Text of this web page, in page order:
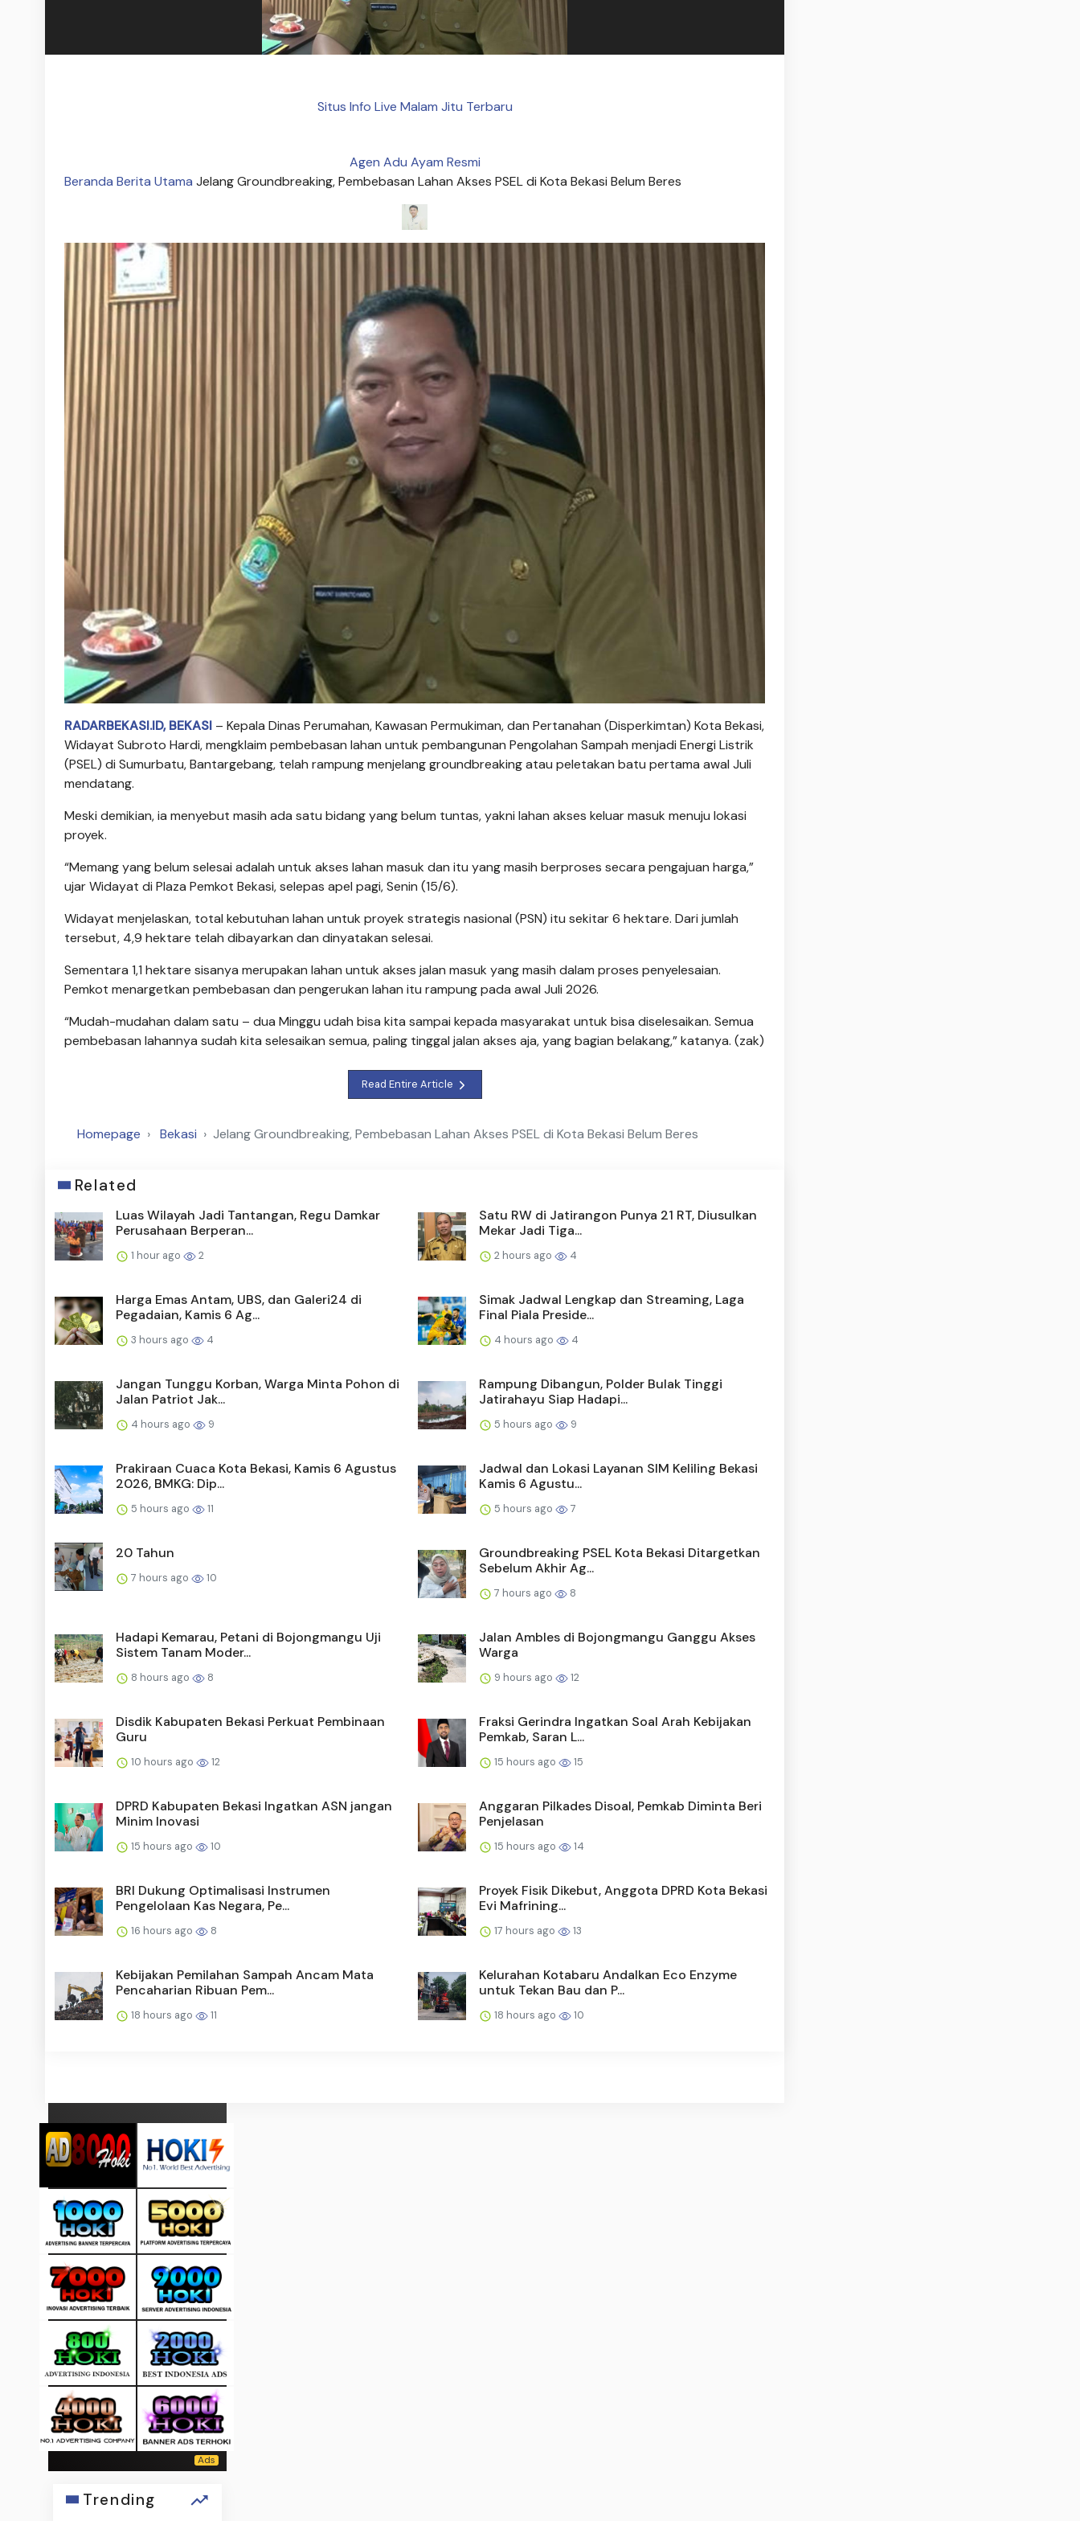
Situs Info Live Malam Jitu Terbaru
Agen Adu Ayam Resmi
Beranda Berita Utama Jelang Groundbreaking, Pembebasan Lahan Akses PSEL di Kota Bekasi Belum Beres
RADARBEKASI.ID, BEKASI – Kepala Dinas Perumahan, Kawasan Permukiman, dan Pertanahan (Disperkimtan) Kota Bekasi,
Widayat Subroto Hardi, mengklaim pembebasan lahan untuk pembangunan Pengolahan Sampah menjadi Energi Listrik
(PSEL) di Sumurbatu, Bantargebang, telah rampung menjelang groundbreaking atau peletakan batu pertama awal Juli
mendatang.
Meski demikian, ia menyebut masih ada satu bidang yang belum tuntas, yakni lahan akses keluar masuk menuju lokasi
proyek.
“Memang yang belum selesai adalah untuk akses lahan masuk dan itu yang masih berproses secara pengajuan harga,”
ujar Widayat di Plaza Pemkot Bekasi, selepas apel pagi, Senin (15/6).
Widayat menjelaskan, total kebutuhan lahan untuk proyek strategis nasional (PSN) itu sekitar 6 hektare. Dari jumlah
tersebut, 4,9 hektare telah dibayarkan dan dinyatakan selesai.
Sementara 1,1 hektare sisanya merupakan lahan untuk akses jalan masuk yang masih dalam proses penyelesaian.
Pemkot menargetkan pembebasan dan pengerukan lahan itu rampung pada awal Juli 2026.
“Mudah-mudahan dalam satu – dua Minggu udah bisa kita sampai kepada masyarakat untuk bisa diselesaikan. Semua
pembebasan lahannya sudah kita selesaikan semua, paling tinggal jalan akses aja, yang bagian belakang,” katanya. (zak)
Read Entire Article
Homepage Bekasi Jelang Groundbreaking, Pembebasan Lahan Akses PSEL di Kota Bekasi Belum Beres
Related
Luas Wilayah Jadi Tantangan, Regu Damkar
Perusahaan Berperan...
1 hour ago 2
Satu RW di Jatirangon Punya 21 RT, Diusulkan
Mekar Jadi Tiga...
2 hours ago 4
Harga Emas Antam, UBS, dan Galeri24 di
Pegadaian, Kamis 6 Ag...
3 hours ago 4
Simak Jadwal Lengkap dan Streaming, Laga
Final Piala Preside...
4 hours ago 4
Jangan Tunggu Korban, Warga Minta Pohon di
Jalan Patriot Jak...
4 hours ago 9
Rampung Dibangun, Polder Bulak Tinggi
Jatirahayu Siap Hadapi...
5 hours ago 9
Prakiraan Cuaca Kota Bekasi, Kamis 6 Agustus
2026, BMKG: Dip...
5 hours ago 11
Jadwal dan Lokasi Layanan SIM Keliling Bekasi
Kamis 6 Agustu...
5 hours ago 7
20 Tahun
7 hours ago 10
Groundbreaking PSEL Kota Bekasi Ditargetkan
Sebelum Akhir Ag...
7 hours ago 8
Hadapi Kemarau, Petani di Bojongmangu Uji
Sistem Tanam Moder...
8 hours ago 8
Jalan Ambles di Bojongmangu Ganggu Akses
Warga
9 hours ago 12
Disdik Kabupaten Bekasi Perkuat Pembinaan
Guru
10 hours ago 12
Fraksi Gerindra Ingatkan Soal Arah Kebijakan
Pemkab, Saran L...
15 hours ago 15
DPRD Kabupaten Bekasi Ingatkan ASN jangan
Minim Inovasi
15 hours ago 10
Anggaran Pilkades Disoal, Pemkab Diminta Beri
Penjelasan
15 hours ago 14
BRI Dukung Optimalisasi Instrumen
Pengelolaan Kas Negara, Pe...
16 hours ago 8
Proyek Fisik Dikebut, Anggota DPRD Kota Bekasi
Evi Mafrining...
17 hours ago 13
Kebijakan Pemilahan Sampah Ancam Mata
Pencaharian Ribuan Pem...
18 hours ago 11
Kelurahan Kotabaru Andalkan Eco Enzyme
untuk Tekan Bau dan P...
18 hours ago 10
Trending